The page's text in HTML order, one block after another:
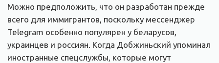
Можно предположить, что он разработан прежде
всего для иммигрантов, поскольку мессенджер
Telegram особенно популярен у беларусов,
украинцев и россиян. Когда Добжиньский упоминал
иностранные спецслужбы, которые могут